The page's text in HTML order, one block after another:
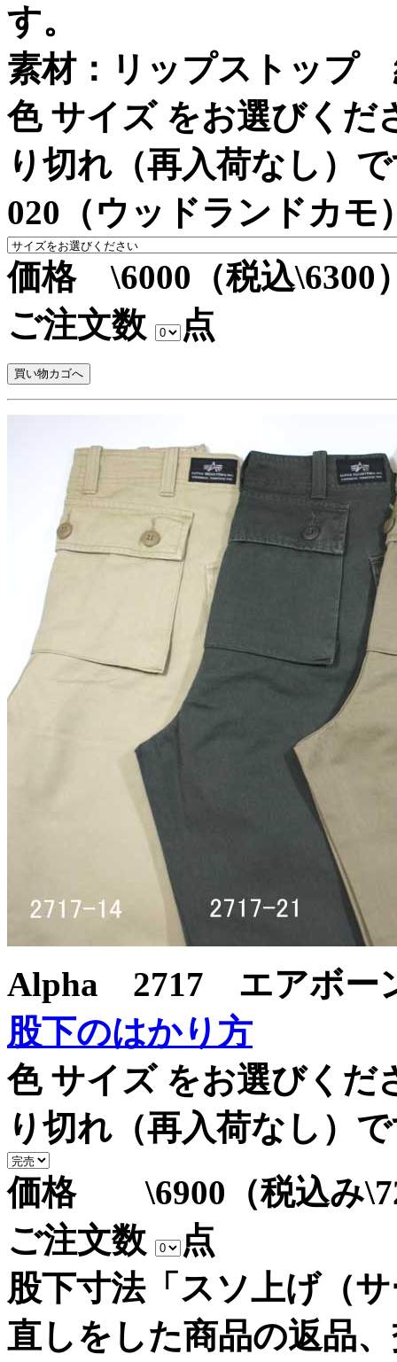
す。
素材：リップストップ
色 サイズ をお選びく
り切れ（再入荷なし）
020（ウッドランドカ
価格 \6000（税込\6300
ご注文数
点
Alpha 2717 エアボー
股下のはかり方
色 サイズ をお選びく
り切れ（再入荷なし）
価格 \6900（税込み
ご注文数
点
股下寸法「スソ上げ（
直しをした商品の返品